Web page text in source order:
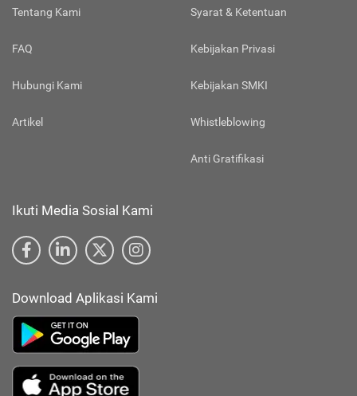
Tentang Kami
FAQ
Hubungi Kami
Artikel
Syarat & Ketentuan
Kebijakan Privasi
Kebijakan SMKI
Whistleblowing
Anti Gratifikasi
Ikuti Media Sosial Kami
Download Aplikasi Kami